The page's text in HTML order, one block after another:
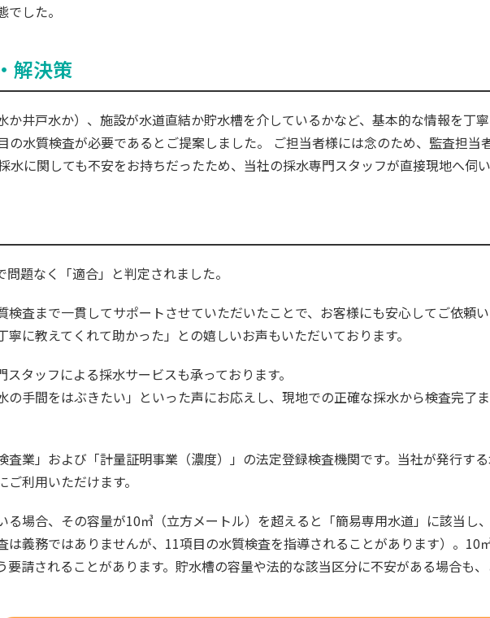
した。
解決策
か井戸水か）、施設が水道直結か貯水槽を介しているかなど、基本的な情報を丁
の水質検査が必要であるとご提案しました。 ご担当者様には念のため、監査担当
に関しても不安をお持ちだったため、当社の採水専門スタッフが直接現地へ伺
題なく「適合」と判定されました。
検査まで一貫してサポートさせていただいたことで、お客様にも安心してご依頼
に教えてくれて助かった」との嬉しいお声もいただいております。
スタッフによる採水サービスも承っております。
の手間をはぶきたい」といった声にお応えし、現地での正確な採水から検査完了
査業」および「計量証明事業（濃度）」の法定登録検査機関です。当社が発行す
利用いただけます。
る場合、その容量が10㎥（立方メートル）を超えると「簡易専用水道」に該当し
は義務ではありませんが、11項目の水質検査を指導されることがあります）。10
要請されることがあります。貯水槽の容量や法的な該当区分に不安がある場合も